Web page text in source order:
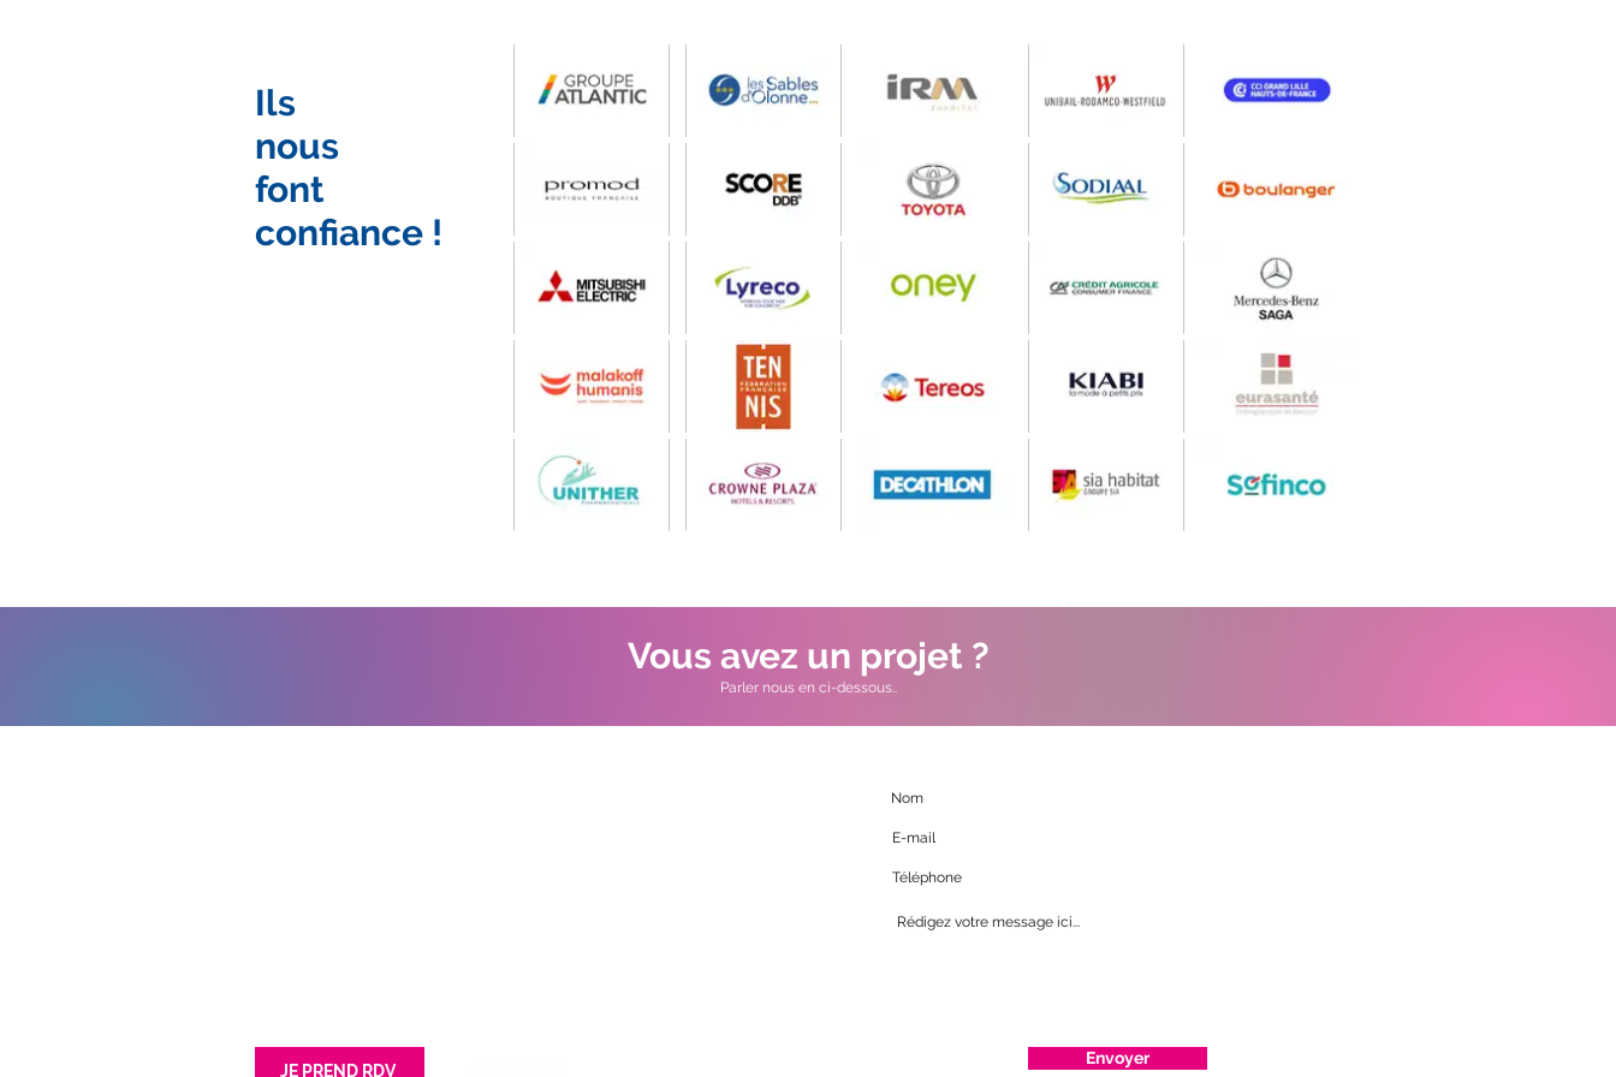
BAM PRODUCTION
BAM PRODUCTION
Ils
nous
font
confiance !
Vous avez un projet ?
Parler nous en ci-dessous..
JE PREND RDV
Envoyer